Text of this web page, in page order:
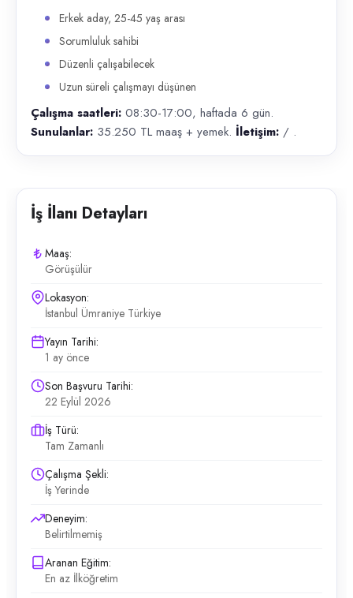
Erkek aday, 25-45 yaş arası
Sorumluluk sahibi
Düzenli çalışabilecek
Uzun süreli çalışmayı düşünen
Çalışma saatleri: 08:30-17:00, haftada 6 gün.
Sunulanlar: 35.250 TL maaş + yemek. İletişim: / .
İş İlanı Detayları
Maaş:
Görüşülür
Lokasyon:
İstanbul Ümraniye Türkiye
Yayın Tarihi:
1 ay önce
Son Başvuru Tarihi:
22 Eylül 2026
İş Türü:
Tam Zamanlı
Çalışma Şekli:
İş Yerinde
Deneyim:
Belirtilmemiş
Aranan Eğitim:
En az İlköğretim